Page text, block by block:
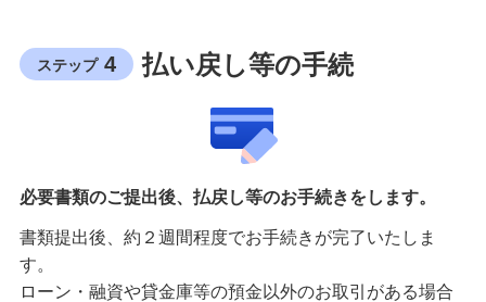
ステップ 4 払い戻し等の手続
必要書類のご提出後、払戻し等のお手続きをします。
書類提出後、約２週間程度でお手続きが完了いたしま
す。
ローン・融資や貸金庫等の預金以外のお取引がある場合